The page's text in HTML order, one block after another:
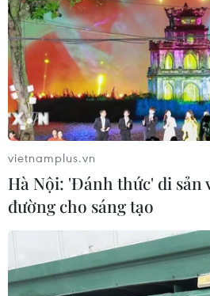
19/05/2022 02:47
Suy dinh dưỡng cấp tính nặng chỉ có thể
sử dụng các sản phẩm dinh dưỡng chuyên
dẫn y tế, do đó Việt Nam cần có khung
vietnamplus.vn
Hà Nội: 'Đánh thức' di sản
đường cho sáng tạo